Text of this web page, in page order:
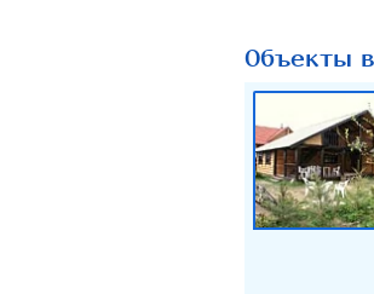
Объекты